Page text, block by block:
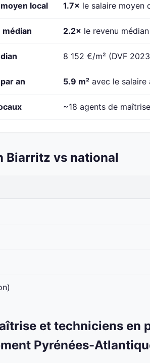
local 1.7× le salaire moyen
médian 2.2× le revenu
8 152 €/m² (DVF
an 5.9 m² avec le salaire
~18 agents de
Biarritz vs national
et techniciens en
Pyrénées-